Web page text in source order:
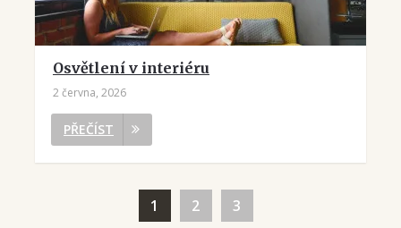
Osvětlení v interiéru
2 června, 2026
PŘEČÍST
1 2 3